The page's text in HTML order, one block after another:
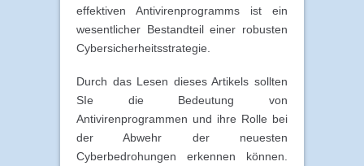
effektiven Antivirenprogramms ist ein
wesentlicher Bestandteil einer robusten
Cybersicherheitsstrategie.
Durch das Lesen dieses Artikels sollten
SIe die Bedeutung von
Antivirenprogrammen und ihre Rolle bei
der Abwehr der neuesten
Cyberbedrohungen erkennen können.